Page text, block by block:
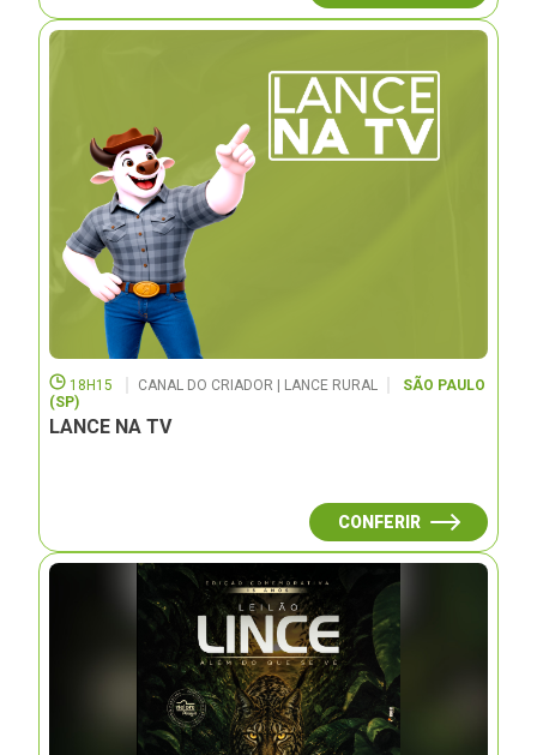
18H15 CANAL DO CRIADOR | LANCE RURAL
SÃO PAULO
(SP)
LANCE NA TV
CONFERIR